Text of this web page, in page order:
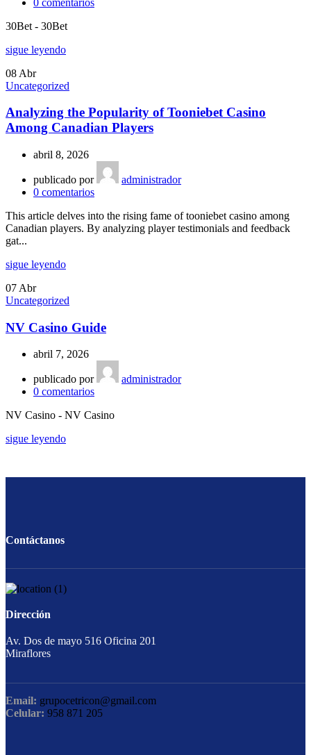
30Bet - 30Bet
sigue leyendo
08 Abr
Uncategorized
Analyzing the Popularity of Tooniebet Casino
Among Canadian Players
abril 8, 2026
publicado por
administrador
0 comentarios
This article delves into the rising fame of tooniebet casino among
Canadian players. By analyzing player testimonials and feedback
gat...
sigue leyendo
07 Abr
Uncategorized
NV Casino Guide
abril 7, 2026
publicado por
administrador
0 comentarios
NV Casino - NV Casino
sigue leyendo
Contáctanos
Dirección
Av. Dos de mayo 516 Oficina 201
Miraflores
Email: grupocetricon@gmail.com
Celular: 958 871 205